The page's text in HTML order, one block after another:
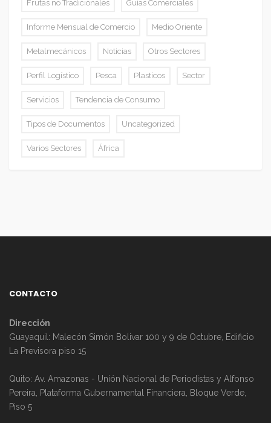
Frutas no Tradicionales Guías Comerciales
Informe Mensual de Comercio Medio Oriente
Metalmecánicos Noticias Otros Sectores
Perfil Logístico Pesca Plasticos Sector
Servicios Tendencia de Consumo
Tipos de Documentos Uncategorized
Varios Sectores África
CONTACTO
Dirección
Guayaquil: Malecón Simón Bolivar 100 y 9 de Octubre, Edificio
La Previsora piso 15
Quito: Av. Amazonas - Unión Nacional de Periodistas y Alfonso
Pereira, Plataforma Gubernamental Financiera, Bloque Verde,
Piso 5